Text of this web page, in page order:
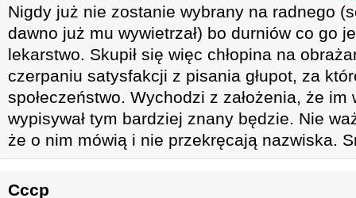
Nigdy już nie zostanie wybrany na radnego
dawno już mu wywietrzał) bo durniów co go
lekarstwo. Skupił się więc chłopina na
czerpaniu satysfakcji z pisania głupot, za
społeczeństwo. Wychodzi z założenia, że im
wypisywał tym bardziej znany będzie. Nie
że o nim mówią i nie przekręcają nazwiska.
Cccp